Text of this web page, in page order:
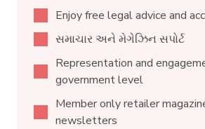
Enjoy free legal advice and
સમાચાર અને મેગેઝિન સપોર્ટ
Representation and
government level
Member only retailer
newsletters